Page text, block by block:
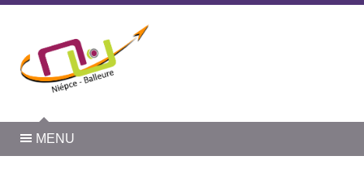
MENU
Panneau de gestion des cookies